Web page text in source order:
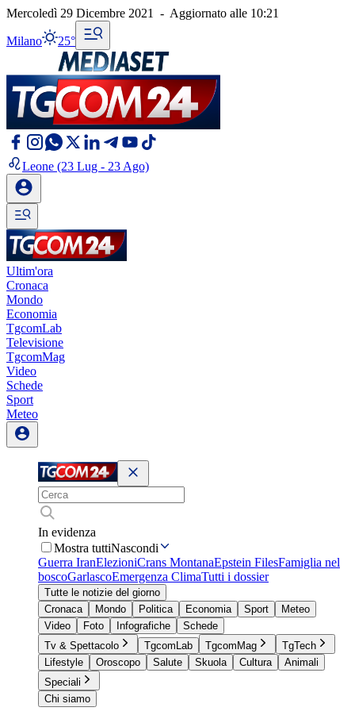
Mercoledì 29 Dicembre 2021 - Aggiornato alle 10:21
Milano 25°
Leone (23 Lug - 23 Ago)
Ultim'ora
Cronaca
Mondo
Economia
TgcomLab
Televisione
TgcomMag
Video
Schede
Sport
Meteo
In evidenza
Mostra tuttiNascondi
Guerra IranElezioniCrans MontanaEpstein FilesFamiglia nel
boscoGarlascoEmergenza ClimaTutti i dossier
Tutte le notizie del giorno
Cronaca
Mondo Politica Economia Sport
Meteo
Video
Foto Infografiche
Schede
Tv & Spettacolo
TgcomLab TgcomMag
TgTech
Lifestyle
Oroscopo Salute Skuola Cultura
Animali
Speciali
Chi siamo